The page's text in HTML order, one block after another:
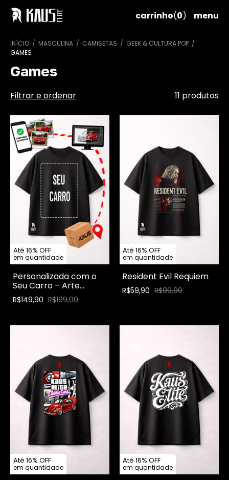
menu
carrinho(0)
INÍCIO / MASCULINA / CAMISETAS / GEEK & CULTURA POP /
GAMES
Games
Filtrar e ordenar 11 produtos
Até 16% OFF
em quantidade
Personalizada com o
Seu Carro – Arte
Exclusiva Kaus
R$149,90 R$199,00
Até 16% OFF
em quantidade
Resident Evil Requiem
R$59,90 R$99,90
Até 16% OFF
em quantidade
Até 16% OFF
em quantidade